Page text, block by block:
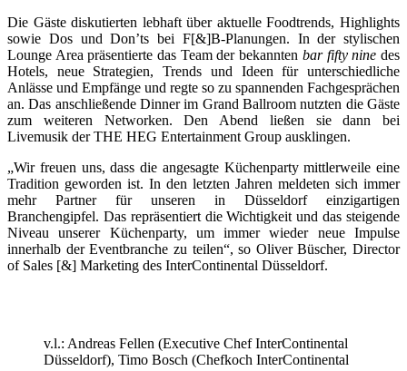
Die Gäste diskutierten lebhaft über aktuelle Foodtrends, Highlights
sowie Dos und Don’ts bei F[&]B-Planungen. In der stylischen
Lounge Area präsentierte das Team der bekannten bar fifty ninedes
Hotels, neue Strategien, Trends und Ideen für unterschiedliche
Anlässe und Empfänge und regte so zu spannenden Fachgesprächen
an. Das anschließende Dinner im Grand Ballroom nutzten die Gäste
zum weiteren Networken. Den Abend ließen sie dann bei
Livemusik der THE HEG Entertainment Group ausklingen.
„Wir freuen uns, dass die angesagte Küchenparty mittlerweile eine
Tradition geworden ist. In den letzten Jahren meldeten sich immer
mehr Partner für unseren in Düsseldorf einzigartigen
Branchengipfel. Das repräsentiert die Wichtigkeit und das steigende
Niveau unserer Küchenparty, um immer wieder neue Impulse
innerhalb der Eventbranche zu teilen“, so Oliver Büscher, Director
of Sales [&] Marketing des InterContinental Düsseldorf.
v.l.: Andreas Fellen (Executive Chef InterContinental
Düsseldorf), Timo Bosch (Chefkoch InterContinental